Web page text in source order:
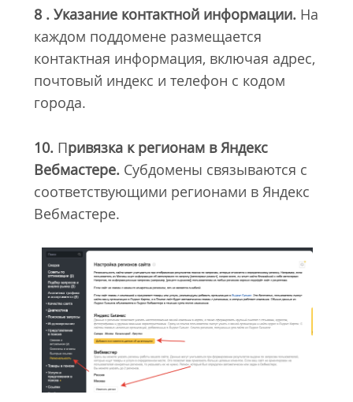
8 . Указание контактной информации.На
каждом поддомене размещается
контактная информация, включая адрес,
почтовый индекс и телефон с кодом
города.
10.Привязка к регионам в Яндекс
Вебмастере.Субдомены связываются с
соответствующими регионами в Яндекс
Вебмастере.